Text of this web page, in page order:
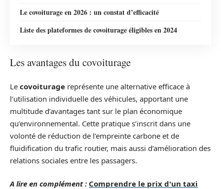
Le covoiturage en 2026 : un constat d’efficacité
Liste des plateformes de covoiturage éligibles en 2024
Les avantages du covoiturage
Le covoiturage représente une alternative efficace à
l’utilisation individuelle des véhicules, apportant une
multitude d’avantages tant sur le plan économique
qu’environnemental. Cette pratique s’inscrit dans une
volonté de réduction de l’empreinte carbone et de
fluidification du trafic routier, mais aussi d’amélioration des
relations sociales entre les passagers.
A lire en complément : Comprendre le prix d'un taxi